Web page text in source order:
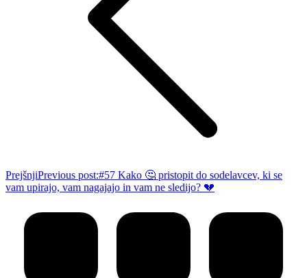
PrejšnjiPrevious post:#57 Kako 🤔 pristopit do sodelavcev, ki se
vam upirajo, vam nagajajo in vam ne sledijo? 💔